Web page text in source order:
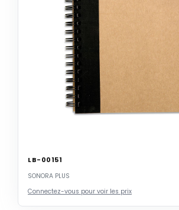
LB-00151
SONORA PLUS
Connectez-vous pour voir les prix